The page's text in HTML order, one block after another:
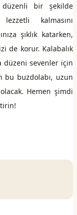
düzenli bir şekilde
kalmasını
şıklık katarken,
de korur. Kalabalık
düzeni sevenler için
bu buzdolabı, uzun
Hemen şimdi